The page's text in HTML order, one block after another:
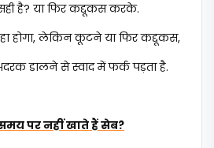
है? या फिर कद्दूकस करके.
होगा, लेकिन कूटने या फिर कद्दूकस,
अदरक डालने से स्वाद में फर्क पड़ता है.
पर नहीं खाते हैं सेब?